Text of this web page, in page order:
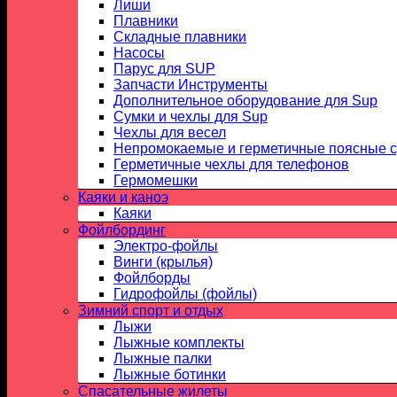
Лиши
Плавники
Складные плавники
Насосы
Парус для SUP
Запчасти Инструменты
Дополнительное оборудование для Sup
Сумки и чехлы для Sup
Чехлы для весел
Непромокаемые и герметичные поясные
Герметичные чехлы для телефонов
Гермомешки
Каяки и каноэ
Каяки
Фойлбординг
Электро-фойлы
Винги (крылья)
Фойлборды
Гидрофойлы (фойлы)
Зимний спорт и отдых
Лыжи
Лыжные комплекты
Лыжные палки
Лыжные ботинки
Спасательные жилеты